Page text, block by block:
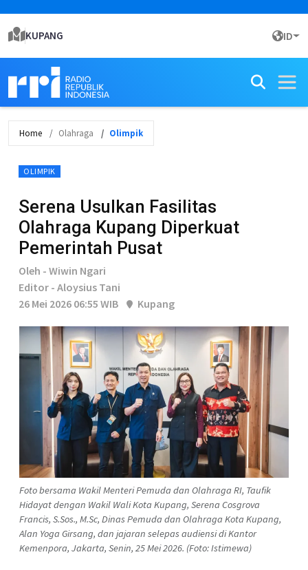
KUPANG ID
Home Olahraga Olimpik
OLIMPIK
Serena Usulkan Fasilitas
Olahraga Kupang Diperkuat
Pemerintah Pusat
Oleh - Wiwin Ngari
Editor - Aloysius Tani
26 Mei 2026 06:55 WIB
Kupang
Foto bersama Wakil Menteri Pemuda dan Olahraga RI, Taufik
Hidayat dengan Wakil Wali Kota Kupang, Serena Cosgrova
Francis, S.Sos., M.Sc, Dinas Pemuda dan Olahraga Kota Kupang,
Alan Yoga Girsang, dan jajaran selepas audiensi di Kantor
Kemenpora, Jakarta, Senin, 25 Mei 2026. (Foto: Istimewa)